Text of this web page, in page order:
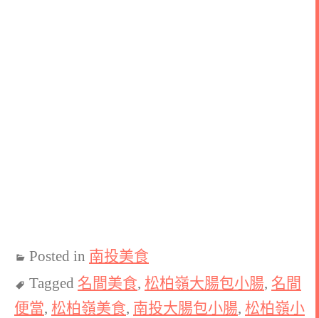
Posted in 南投美食
Tagged 名間美食, 松柏嶺大腸包小腸, 名間
便當, 松柏嶺美食, 南投大腸包小腸, 松柏嶺小